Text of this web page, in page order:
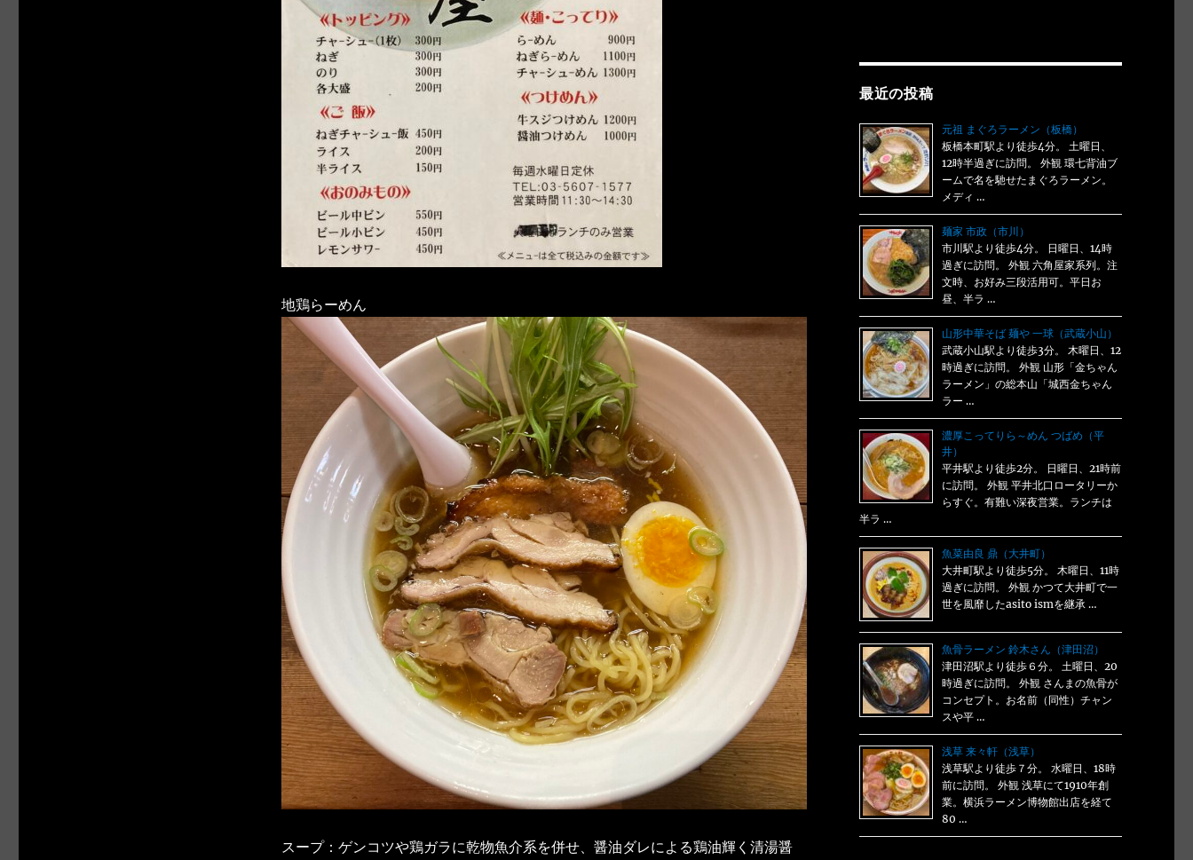
地鶏らーめん
スープ：ゲンコツや鶏ガラに乾物魚介系を併せ、醤油ダレによる鶏油輝く清湯醤
最近の投稿
元祖 まぐろラーメン（板橋）
板橋本町駅より徒歩4分。 土曜日、
12時半過ぎに訪問。 外観 環七背油ブ
ームで名を馳せたまぐろラーメン。
メディ …
麺家 市政（市川）
市川駅より徒歩4分。 日曜日、14時
過ぎに訪問。 外観 六角屋家系列。注
文時、お好み三段活用可。平日お
昼、半ラ …
山形中華そば 麺や 一球（武蔵小山）
武蔵小山駅より徒歩3分。 木曜日、12
時過ぎに訪問。 外観 山形「金ちゃん
ラーメン」の総本山「城西金ちゃん
ラー …
濃厚こってりら～めん つばめ（平
井）
平井駅より徒歩2分。 日曜日、21時前
に訪問。 外観 平井北口ロータリーか
らすぐ。有難い深夜営業。ランチは
半ラ …
魚菜由良 鼎（大井町）
大井町駅より徒歩5分。 木曜日、11時
過ぎに訪問。 外観 かつて大井町で一
世を風靡したasito ismを継承 …
魚骨ラーメン 鈴木さん（津田沼）
津田沼駅より徒歩６分。 土曜日、20
時過ぎに訪問。 外観 さんまの魚骨が
コンセプト。お名前（同性）チャン
スや平 …
浅草 来々軒（浅草）
浅草駅より徒歩７分。 水曜日、18時
前に訪問。 外観 浅草にて1910年創
業。横浜ラーメン博物館出店を経て
80 …